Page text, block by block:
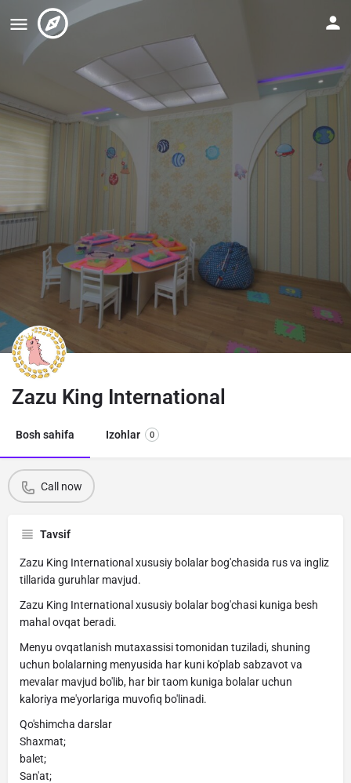
Zazu King International
Bosh sahifa Izohlar 0
Call now
Tavsif
Zazu King International xususiy bolalar bog'chasida rus va ingliz
tillarida guruhlar mavjud.
Zazu King International xususiy bolalar bog'chasi kuniga besh
mahal ovqat beradi.
Menyu ovqatlanish mutaxassisi tomonidan tuziladi, shuning
uchun bolalarning menyusida har kuni ko'plab sabzavot va
mevalar mavjud bo'lib, har bir taom kuniga bolalar uchun
kaloriya me'yorlariga muvofiq bo'linadi.
Qo'shimcha darslar
Shaxmat;
balet;
San'at;